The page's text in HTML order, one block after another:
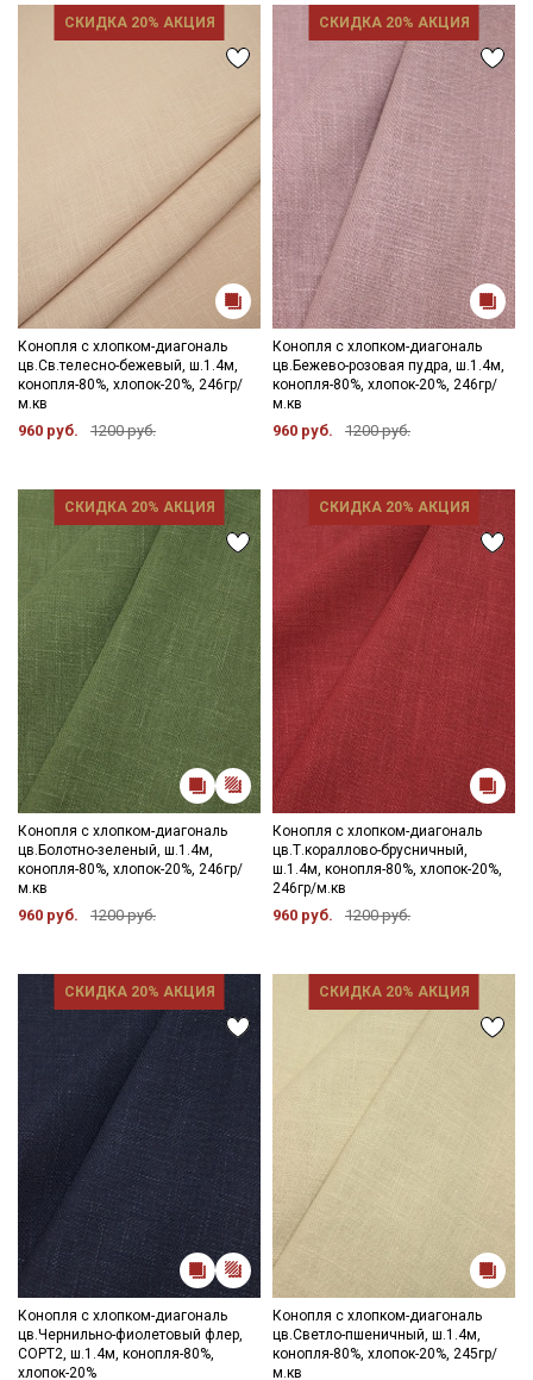
СКИДКА 20% АКЦИЯ
Конопля с хлопком-диагональ
цв.Св.телесно-бежевый, ш.1.4м,
конопля-80%, хлопок-20%, 246гр/
м.кв
960 руб. 1200 руб.
СКИДКА 20% АКЦИЯ
Конопля с хлопком-диагональ
цв.Бежево-розовая пудра, ш.1.4м,
конопля-80%, хлопок-20%, 246гр/
м.кв
960 руб. 1200 руб.
СКИДКА 20% АКЦИЯ
Конопля с хлопком-диагональ
цв.Болотно-зеленый, ш.1.4м,
конопля-80%, хлопок-20%, 246гр/
м.кв
960 руб. 1200 руб.
СКИДКА 20% АКЦИЯ
Конопля с хлопком-диагональ
цв.Т.кораллово-брусничный,
ш.1.4м, конопля-80%, хлопок-20%,
246гр/м.кв
960 руб. 1200 руб.
СКИДКА 20% АКЦИЯ
Конопля с хлопком-диагональ
цв.Чернильно-фиолетовый флер,
СОРТ2, ш.1.4м, конопля-80%,
хлопок-20%
СКИДКА 20% АКЦИЯ
Конопля с хлопком-диагональ
цв.Светло-пшеничный, ш.1.4м,
конопля-80%, хлопок-20%, 245гр/
м.кв
Секретная рассылка от Купава
Мы публикуем здесь дополнительные
промокоды и скидки до 30% на узкие
категории тканей
Электронная почта